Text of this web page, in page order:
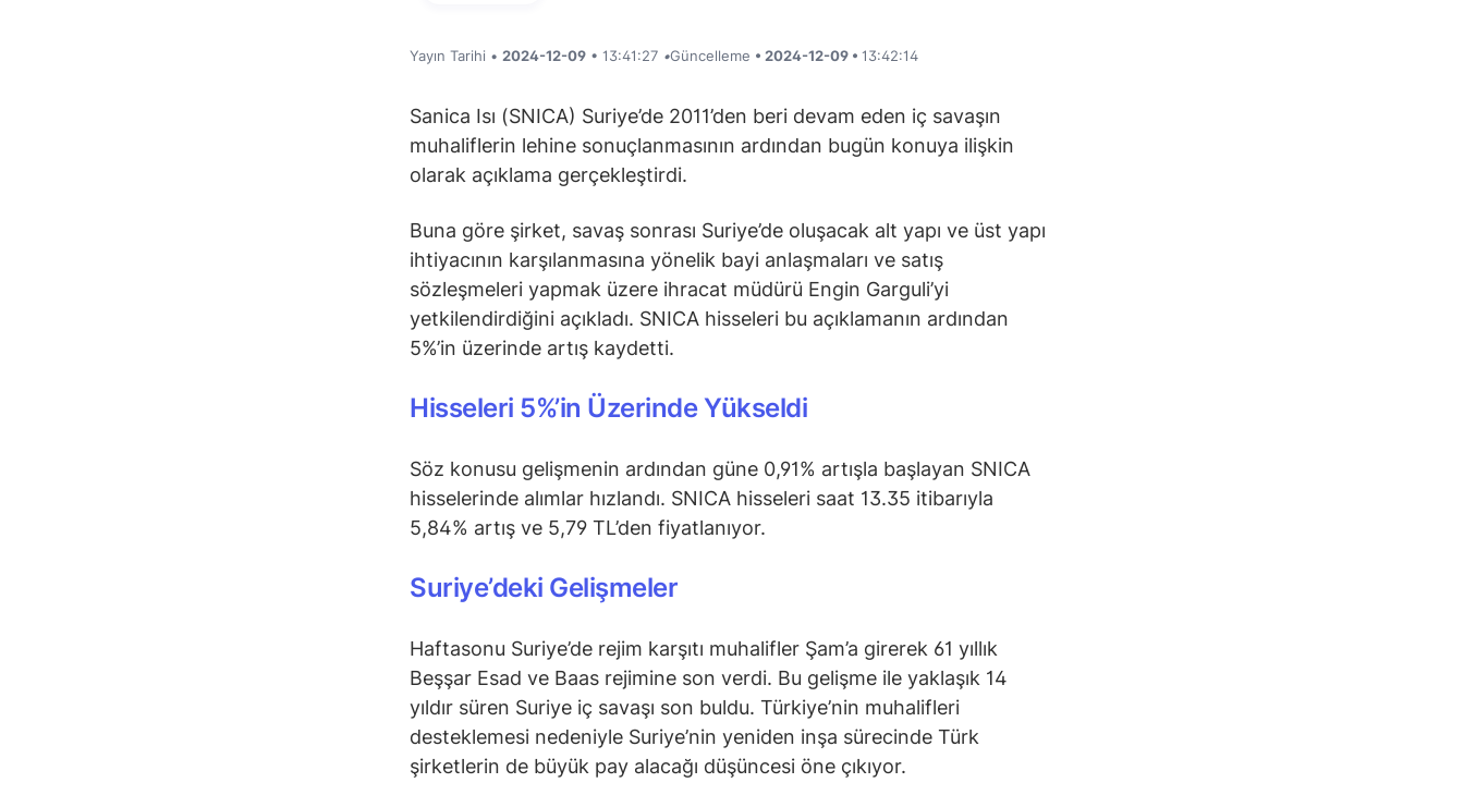
Yayın Tarihi • 2024-12-09 • 13:41:27 •Güncelleme • 2024-12-09 • 13:42:14
Sanica Isı (SNICA) Suriye’de 2011’den beri devam eden iç savaşın
muhaliflerin lehine sonuçlanmasının ardından bugün konuya ilişkin
olarak açıklama gerçekleştirdi.
Buna göre şirket, savaş sonrası Suriye’de oluşacak alt yapı ve üst yapı
ihtiyacının karşılanmasına yönelik bayi anlaşmaları ve satış
sözleşmeleri yapmak üzere ihracat müdürü Engin Garguli’yi
yetkilendirdiğini açıkladı. SNICA hisseleri bu açıklamanın ardından
5%’in üzerinde artış kaydetti.
Hisseleri 5%’in Üzerinde Yükseldi
Söz konusu gelişmenin ardından güne 0,91% artışla başlayan SNICA
hisselerinde alımlar hızlandı. SNICA hisseleri saat 13.35 itibarıyla
5,84% artış ve 5,79 TL’den fiyatlanıyor.
Suriye’deki Gelişmeler
Haftasonu Suriye’de rejim karşıtı muhalifler Şam’a girerek 61 yıllık
Beşşar Esad ve Baas rejimine son verdi. Bu gelişme ile yaklaşık 14
yıldır süren Suriye iç savaşı son buldu. Türkiye’nin muhalifleri
desteklemesi nedeniyle Suriye’nin yeniden inşa sürecinde Türk
şirketlerin de büyük pay alacağı düşüncesi öne çıkıyor.